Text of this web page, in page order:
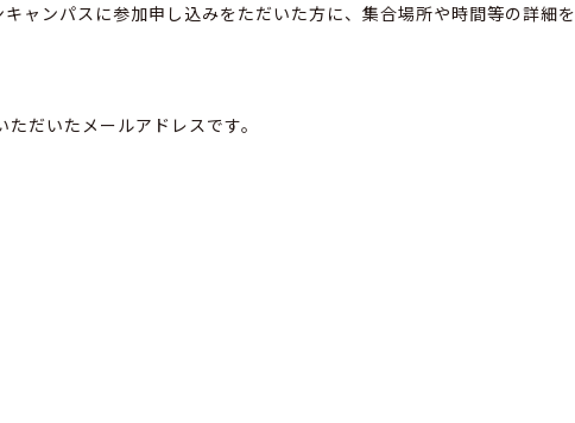
ャンパスに参加申し込みをただいた方に、集合場所や時間等の詳細を
だいたメールアドレスです。